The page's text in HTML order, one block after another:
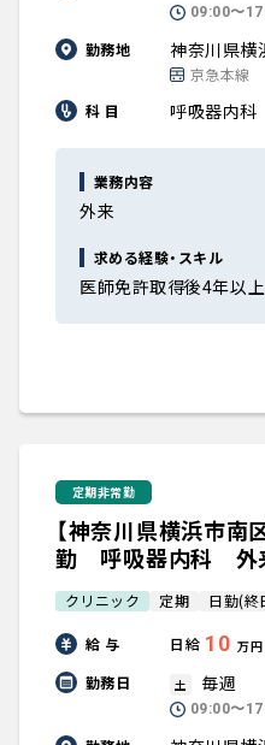
09:00〜
勤務地 神奈川県横
京急本線
科 目
呼吸器内科
業務内容
外来
求める経験・スキル
医師免許取得後4年以
定期非常勤
【神奈川県横浜市
勤 呼吸器内科 外
クリニック 定期 日勤(終
給 与 日給 10 万円
勤務日 土 毎週
09:00〜